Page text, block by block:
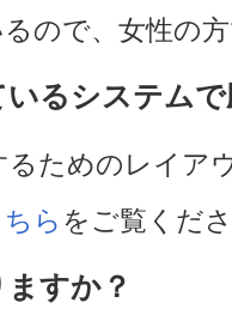
ので、女性の
いるシステム
るためのレイア
ら をご覧くだ
すか？